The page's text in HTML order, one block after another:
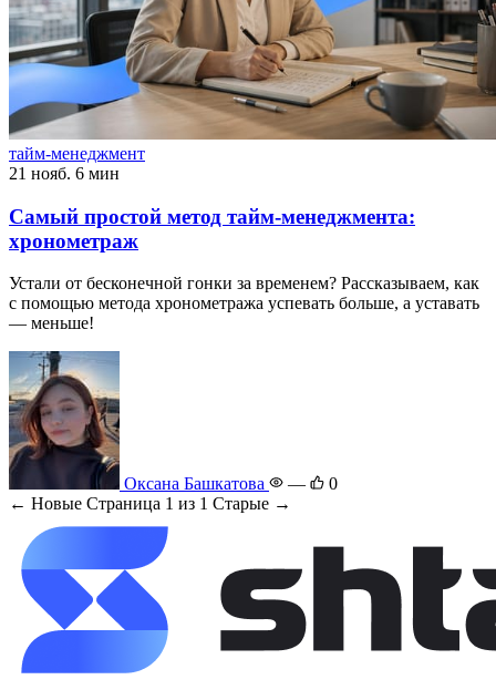
тайм-менеджмент
21 нояб. 6 мин
Самый простой метод тайм-менеджмента:
хронометраж
Устали от бесконечной гонки за временем? Рассказываем, как
с помощью метода хронометража успевать больше, а уставать
— меньше!
Оксана Башкатова —
0
← Новые Страница 1 из 1 Старые →